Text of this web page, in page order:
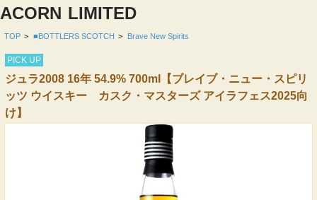
ACORN LIMITED
TOP > ■BOTTLERS SCOTCH > Brave New Spirits
PICK UP
ジュラ2008 16年 54.9% 700ml【ブレイブ・ニュー・スピリ
ッツ ウイスキー カスク・マスターズ アイラフェス2025向
け】